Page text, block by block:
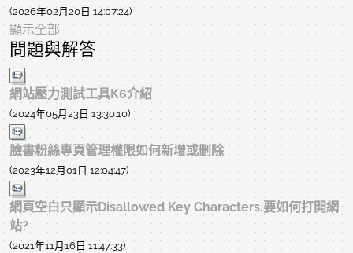
(2026年02月20日 14:07:24)
顯示全部
問題與解答
網站壓力測試工具K6介紹
(2024年05月23日 13:30:10)
臉書粉絲專頁管理權限如何新增或刪除
(2023年12月01日 12:04:47)
網頁空白只顯示Disallowed Key Characters.要如何打開網
站?
(2021年11月16日 11:47:33)